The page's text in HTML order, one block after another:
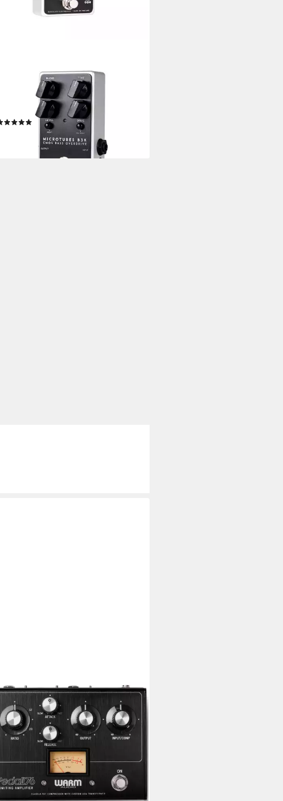
Effektgeräte, Bass-Effektpedale),
Microtubes B3K v2 - Bass
Effektpedal
lieferbar - in 4-5 Werktagen bei dir